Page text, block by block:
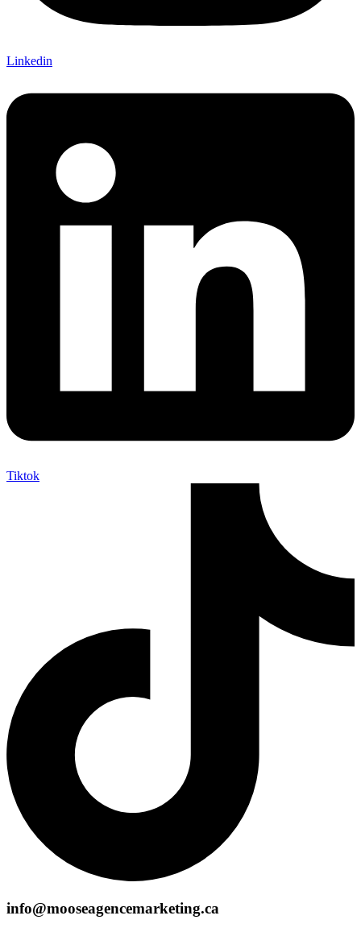
Linkedin
Tiktok
info@mooseagencemarketing.ca